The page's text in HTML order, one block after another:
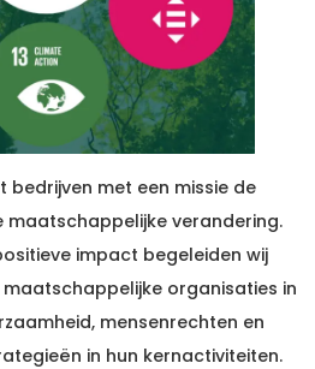
bedrijven met een missie de
maatschappelijke verandering.
impact begeleiden wij
organisaties in
mensenrechten en
in hun kernactiviteiten.